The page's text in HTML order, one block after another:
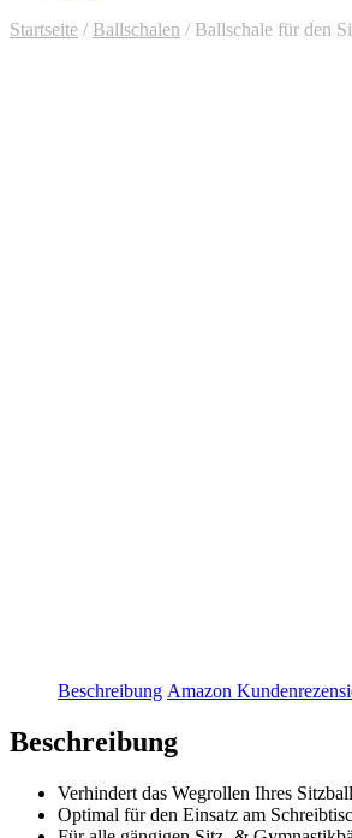
Startseite / Ballschalen / Ballschale für den
Beschreibung Amazon
Beschreibung
Verhindert das Wegrollen Ihres
Optimal für den Einsatz am